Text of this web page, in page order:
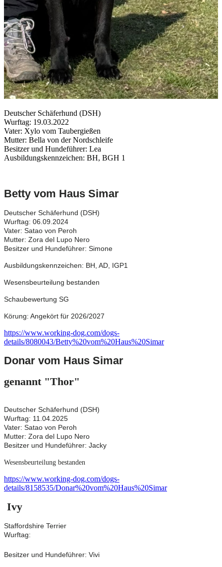
Deutscher Schäferhund (DSH)
Wurftag: 19.03.2022
Vater: Xylo vom Taubergießen
Mutter: Bella von der Nordschleife
Besitzer und Hundeführer: Lea
Ausbildungskennzeichen: BH, BGH 1
Betty vom Haus Simar
Deutscher Schäferhund (DSH)
Wurftag: 06.09.2024
Vater: Satao von Peroh
Mutter: Zora del Lupo Nero
Besitzer und Hundeführer: Simone
Ausbildungskennzeichen: BH, AD, IGP1
Wesensbeurteilung bestanden
Schaubewertung SG
Körung: Angekört für 2026/2027
https://www.working-dog.com/dogs-
details/8080043/Betty%20vom%20Haus%20Simar
Donar vom Haus Simar
genannt "Thor"
Deutscher Schäferhund (DSH)
Wurftag: 11.04.2025
Vater: Satao von Peroh
Mutter: Zora del Lupo Nero
Besitzer und Hundeführer: Jacky
Wesensbeurteilung bestanden
https://www.working-dog.com/dogs-
details/8158535/Donar%20vom%20Haus%20Simar
Ivy
Staffordshire Terrier
Wurftag:
Besitzer und Hundeführer: Vivi